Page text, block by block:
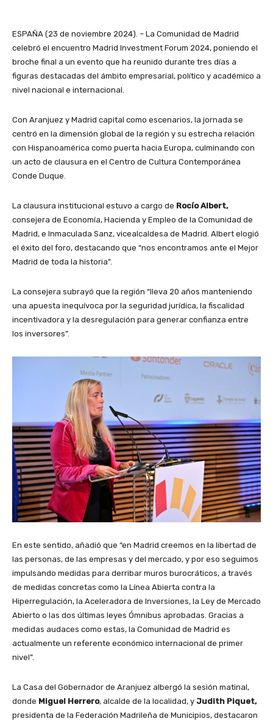
ESPAÑA (23 de noviembre 2024). – La Comunidad de Madrid
celebró el encuentro Madrid Investment Forum 2024, poniendo el
broche final a un evento que ha reunido durante tres días a
figuras destacadas del ámbito empresarial, político y académico a
nivel nacional e internacional.
Con Aranjuez y Madrid capital como escenarios, la jornada se
centró en la dimensión global de la región y su estrecha relación
con Hispanoamérica como puerta hacia Europa, culminando con
un acto de clausura en el Centro de Cultura Contemporánea
Conde Duque.
La clausura institucional estuvo a cargo de Rocío Albert,
consejera de Economía, Hacienda y Empleo de la Comunidad de
Madrid, e Inmaculada Sanz, vicealcaldesa de Madrid. Albert elogió
el éxito del foro, destacando que “nos encontramos ante el Mejor
Madrid de toda la historia”.
La consejera subrayó que la región “lleva 20 años manteniendo
una apuesta inequívoca por la seguridad jurídica, la fiscalidad
incentivadora y la desregulación para generar confianza entre
los inversores”.
En este sentido, añadió que “en Madrid creemos en la libertad de
las personas, de las empresas y del mercado, y por eso seguimos
impulsando medidas para derribar muros burocráticos, a través
de medidas concretas como la Línea Abierta contra la
Hiperregulación, la Aceleradora de Inversiones, la Ley de Mercado
Abierto o las dos últimas leyes Ómnibus aprobadas. Gracias a
medidas audaces como estas, la Comunidad de Madrid es
actualmente un referente económico internacional de primer
nivel”.
La Casa del Gobernador de Aranjuez albergó la sesión matinal,
donde Miguel Herrero, alcalde de la localidad, y Judith Piquet,
presidenta de la Federación Madrileña de Municipios, destacaron